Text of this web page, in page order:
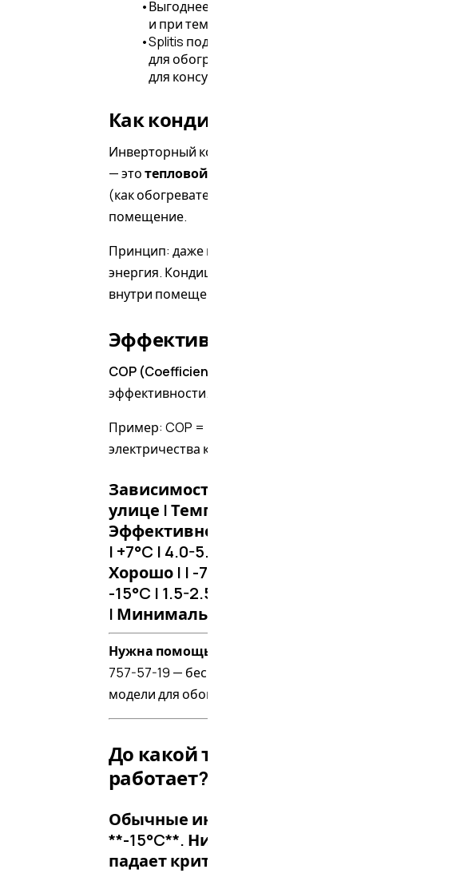
•Выгоднее всего обогрев в межсезонье
и при температуре выше -10°C
•Splitis подберёт и установит модель
для обогрева с гарантией — звоните
для консультации
Как кондиционер греет?
Инверторный кондиционер
— этотепловой насос
(как обогреватель), а переносит его с улицы в
помещение.
Принцип: даже в морозном воздухе есть тепловая
энергия. Кондиционер её забирает и отдаёт
внутри помещения.
Эффективность: COP
COP (Coefficient of Performance)
эффективности.
Пример: COP = 4 означает, что на 1 кВт
электричества кондиционер даёт 4 кВт тепла.
Зависимость от температуры на
улице | Температура | COP |
Эффективность | |-------------|-----|---------------|
| +7°C | 4.0-5.0 | Отлично | | 0°C | 3.0-4.0 |
Хорошо | | -7°C | 2.5-3.0 | Приемлемо | |
-15°C | 1.5-2.5 | Снижена | | -25°C | 1.0-1.5
| Минимальна |
Нужна помощь с выбором?
757-57-19 — бесплатная консультация и подбор
модели для обогрева под ваш бюджет.
До какой температуры
работает?
Обычные инверторы Работают до
**-15°C**. Ниже — эффективность
падает критически.